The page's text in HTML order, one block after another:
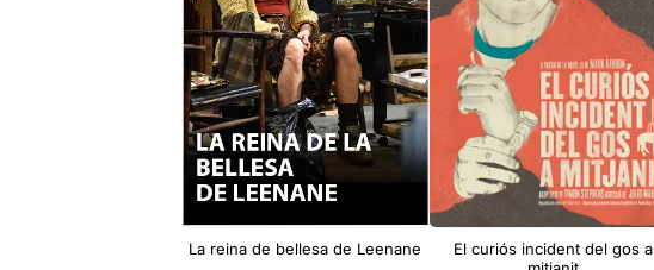
La reina de bellesa de Leenane
El curiós incident del gos a